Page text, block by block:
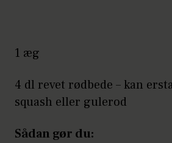
1 æg
4 dl revet rødbede – kan
squash eller gulerod
Sådan gør du: